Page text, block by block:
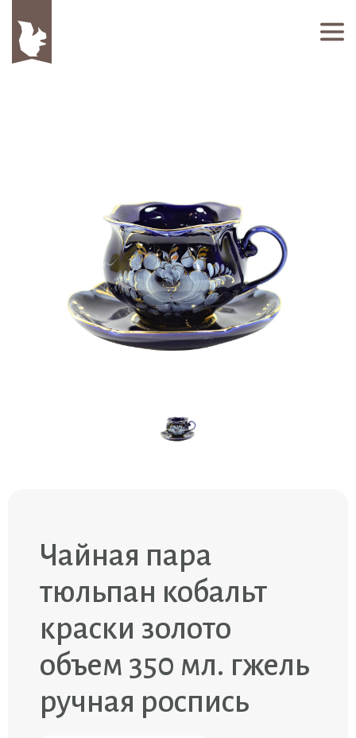
Чайная пара
тюльпан кобальт
краски золото
объем 350 мл. гжель
ручная роспись